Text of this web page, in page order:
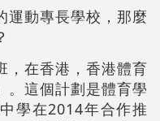
運動專長學校，那麼
，在香港，香港體育
。這個計劃是體育學
學在2014年合作推